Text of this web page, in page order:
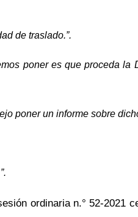
de traslado.”.
poner es que proceda la
poner un informe sobre
ordinaria n.° 52-2021